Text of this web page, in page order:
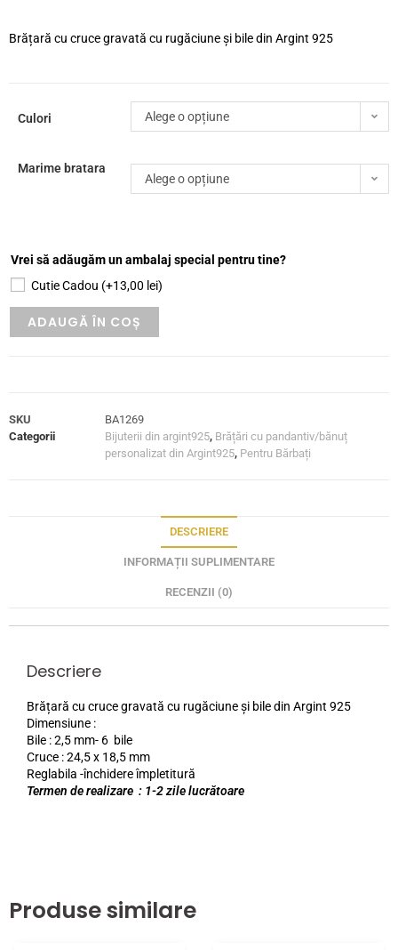
Brățară cu cruce gravată cu rugăciune și bile din Argint 925
Culori Alege o opțiune
Marime bratara
Alege o opțiune
Vrei să adăugăm un ambalaj special pentru tine?
Cutie Cadou (+13,00 lei)
ADAUGĂ ÎN COȘ
SKU
BA1269
Categorii
Bijuterii din argint925, Brățări cu pandantiv/bănuț
personalizat din Argint925, Pentru Bărbați
DESCRIERE
INFORMAȚII SUPLIMENTARE
RECENZII (0)
Descriere
Brățară cu cruce gravată cu rugăciune și bile din Argint 925
Dimensiune :
Bile : 2,5 mm- 6 bile
Cruce : 24,5 x 18,5 mm
Reglabila -închidere împletitură
Termen de realizare : 1-2 zile lucrătoare
Produse similare